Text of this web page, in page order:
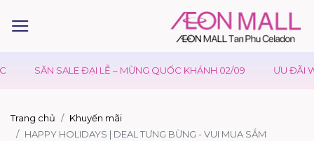
SĂN SALE ĐẠI LỄ – MỪNG QUỐC KHÁNH 02/09 ƯU ĐÃI
Trang chủ
Khuyến mãi
HAPPY HOLIDAYS | DEAL TƯNG BỪNG - VUI MUA SẮM